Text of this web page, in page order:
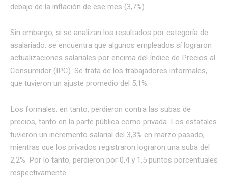
debajo de la inflación de ese mes (3,7%).
Sin embargo, si se analizan los resultados por categoría de
asalariado, se encuentra que algunos empleados sí lograron
actualizaciones salariales por encima del Índice de Precios al
Consumidor (IPC). Se trata de los trabajadores informales,
que tuvieron un ajuste promedio del 5,1%.
Los formales, en tanto, perdieron contra las subas de
precios, tanto en la parte pública como privada. Los estatales
tuvieron un incremento salarial del 3,3% en marzo pasado,
mientras que los privados registraron lograron una suba del
2,2%. Por lo tanto, perdieron por 0,4 y 1,5 puntos porcentuales
respectivamente.